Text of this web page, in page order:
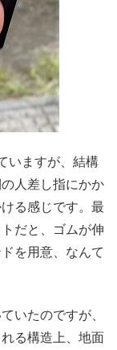
いますが、結構
人差し指にかか
る感じです。最
だと、ゴムが伸
を用意、なんて
いたのですが、
る構造上、地面